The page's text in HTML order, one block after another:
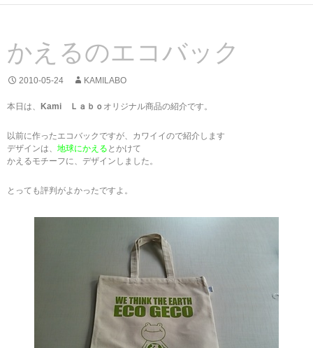
かえるのエコバック
2010-05-24 KAMILABO
本日は、 Kami Ｌａｂｏ オリジナル商品の紹介です。
以前に作ったエコバックですが、カワイイので紹介します
デザインは、 地球にかえる とかけて
かえるモチーフに、デザインしました。
とっても評判がよかったですよ。